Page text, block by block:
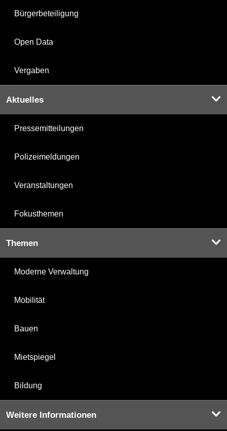
Bürgerbeteiligung
Open Data
Vergaben
Aktuelles
Pressemitteilungen
Polizeimeldungen
Veranstaltungen
Fokusthemen
Themen
Moderne Verwaltung
Mobilität
Bauen
Mietspiegel
Bildung
Weitere Informationen